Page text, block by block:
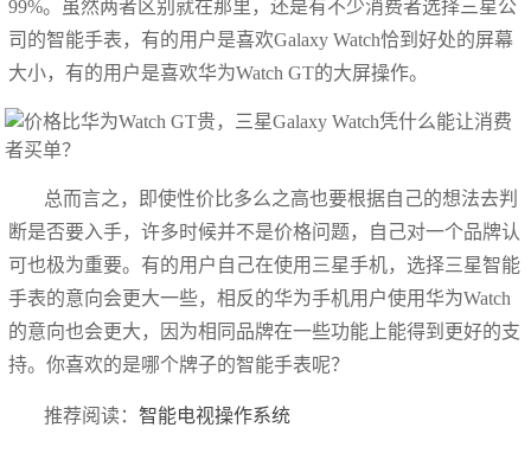
99%。虽然两者区别就在那里，还是有不少消费者选择三星公
司的智能手表，有的用户是喜欢Galaxy Watch恰到好处的屏幕
大小，有的用户是喜欢华为Watch GT的大屏操作。
总而言之，即使性价比多么之高也要根据自己的想法去判
断是否要入手，许多时候并不是价格问题，自己对一个品牌认
可也极为重要。有的用户自己在使用三星手机，选择三星智能
手表的意向会更大一些，相反的华为手机用户使用华为Watch
的意向也会更大，因为相同品牌在一些功能上能得到更好的支
持。你喜欢的是哪个牌子的智能手表呢？
推荐阅读：智能电视操作系统